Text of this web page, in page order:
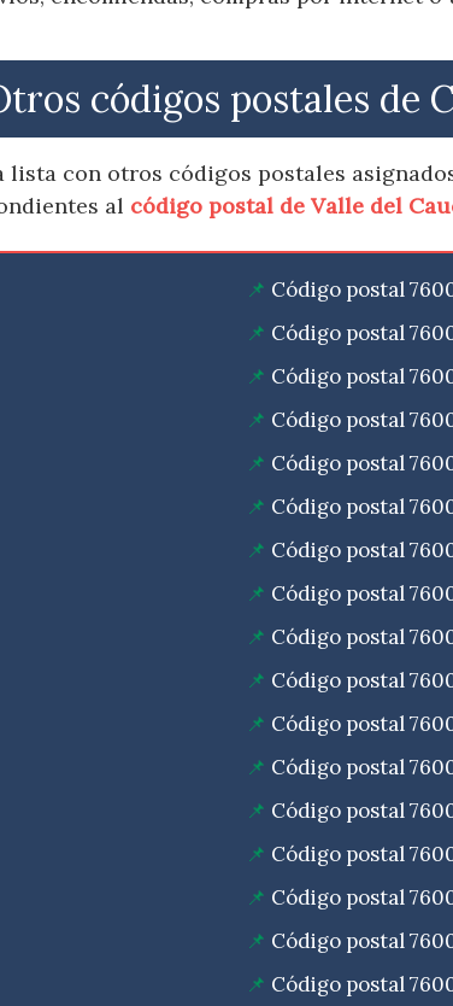
códigos postales de
con otros códigos postales
al código postal de Valle del
Código postal
Código postal
Código postal
Código postal
Código postal
Código postal
Código postal
Código postal
Código postal
Código postal
Código postal
Código postal
Código postal
Código postal
Código postal
Código postal
Código postal